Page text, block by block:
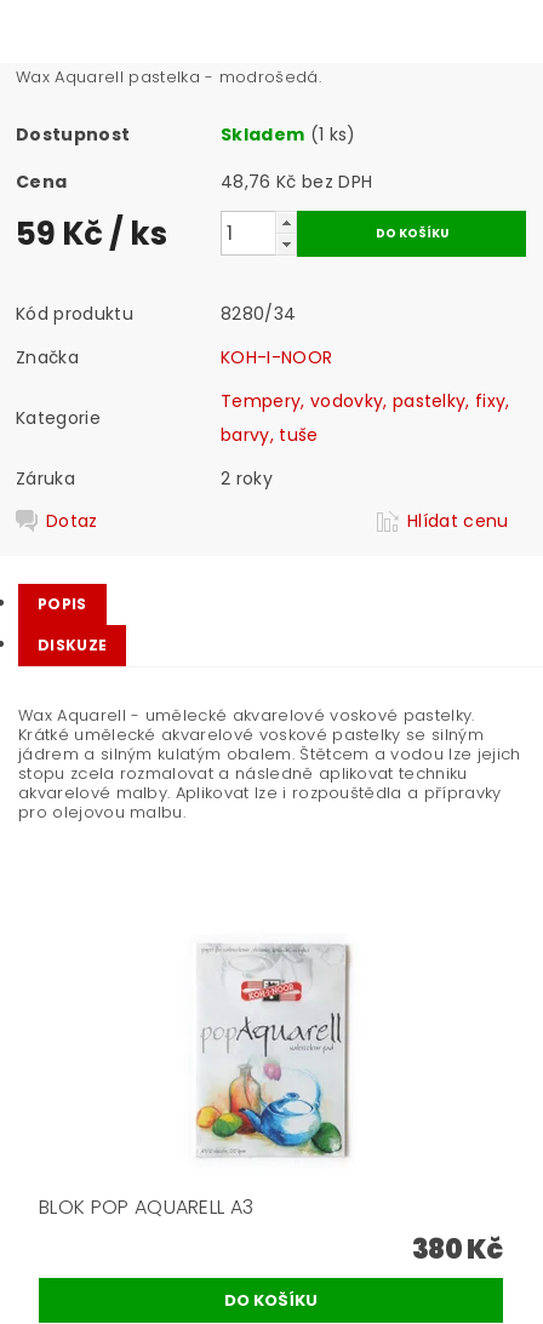
Wax Aquarell pastelka - modrošedá.
Dostupnost Skladem (1 ks)
Cena
48,76 Kč bez DPH
59 Kč/ ks
Kód produktu
8280/34
Značka
KOH-I-NOOR
Kategorie
Tempery, vodovky, pastelky, fixy,
barvy, tuše
Záruka
2 roky
Dotaz
Hlídat cenu
POPIS
DISKUZE
Wax Aquarell - umělecké akvarelové voskové pastelky.
Krátké umělecké akvarelové voskové pastelky se silným
jádrem a silným kulatým obalem. Štětcem a vodou lze jejich
stopu zcela rozmalovat a následně aplikovat techniku
akvarelové malby. Aplikovat lze i rozpouštědla a přípravky
pro olejovou malbu.
BLOK POP AQUARELL A3
380 Kč